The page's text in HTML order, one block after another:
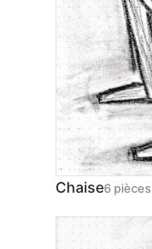
Chaise6 pièces